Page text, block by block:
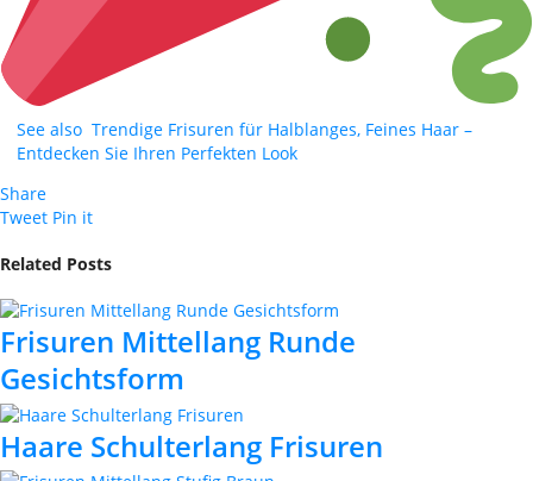
See also Trendige Frisuren für Halblanges, Feines Haar –
Entdecken Sie Ihren Perfekten Look
Share
Tweet Pin it
Related Posts
Frisuren Mittellang Runde
Gesichtsform
Haare Schulterlang Frisuren